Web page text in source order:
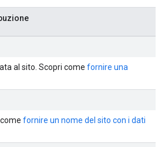
al sito. Scopri come fornire una
fornire un nome del sito con i dati